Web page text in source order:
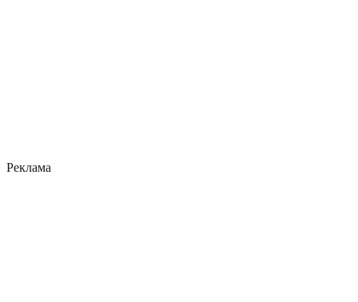
Реклама